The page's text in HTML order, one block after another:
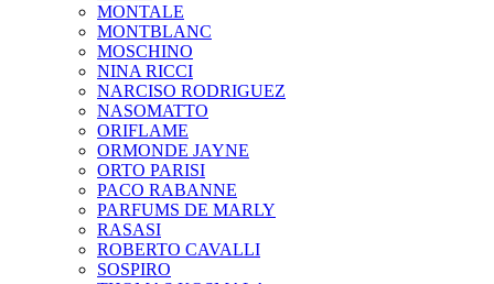
MONTALE
MONTBLANC
MOSCHINO
NINA RICCI
NARCISO RODRIGUEZ
NASOMATTO
ORIFLAME
ORMONDE JAYNE
ORTO PARISI
PACO RABANNE
PARFUMS DE MARLY
RASASI
ROBERTO CAVALLI
SOSPIRO